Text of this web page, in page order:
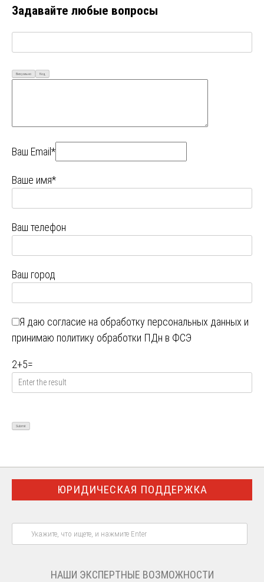
Задавайте любые вопросы
Визуально Код
Ваш Email*
Ваше имя*
Ваш телефон
Ваш город
Я даю согласие на обработку персональных данных и
принимаю политику обработки ПДн в ФСЭ
2+5=
ЮРИДИЧЕСКАЯ ПОДДЕРЖКА
НАШИ ЭКСПЕРТНЫЕ ВОЗМОЖНОСТИ